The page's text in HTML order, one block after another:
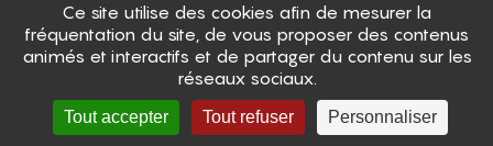
Ce site utilise des cookies afin de mesurer la
fréquentation du site, de vous proposer des contenus
animés et interactifs et de partager du contenu sur les
réseaux sociaux.
Tout accepter Tout refuser Personnaliser